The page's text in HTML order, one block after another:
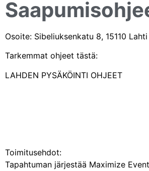
Osoite: Sibeliuksenkatu 8, 15110 Lahti
Tarkemmat ohjeet tästä:
LAHDEN PYSÄKÖINTI OHJEET
Toimitusehdot:
Tapahtuman järjestää Maximize